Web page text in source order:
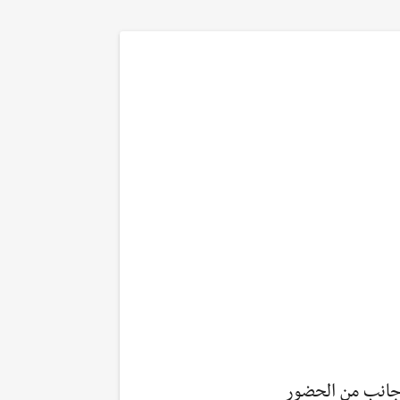
جانب من الحضور